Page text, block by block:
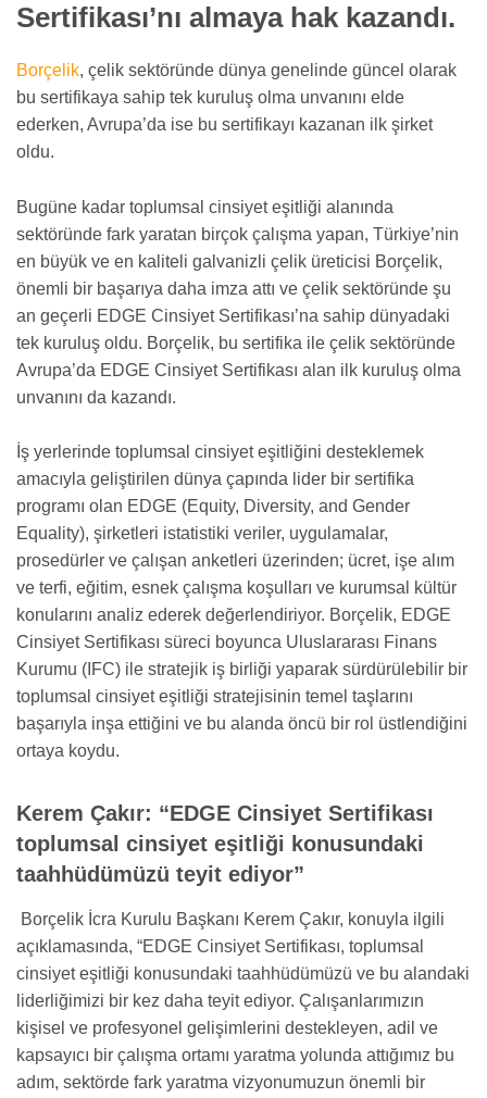
Sertifikası’nı almaya hak kazandı.
Borçelik, çelik sektöründe dünya genelinde güncel olarak
bu sertifikaya sahip tek kuruluş olma unvanını elde
ederken, Avrupa’da ise bu sertifikayı kazanan ilk şirket
oldu.
Bugüne kadar toplumsal cinsiyet eşitliği alanında
sektöründe fark yaratan birçok çalışma yapan, Türkiye’nin
en büyük ve en kaliteli galvanizli çelik üreticisi Borçelik,
önemli bir başarıya daha imza attı ve çelik sektöründe şu
an geçerli EDGE Cinsiyet Sertifikası’na sahip dünyadaki
tek kuruluş oldu. Borçelik, bu sertifika ile çelik sektöründe
Avrupa’da EDGE Cinsiyet Sertifikası alan ilk kuruluş olma
unvanını da kazandı.
İş yerlerinde toplumsal cinsiyet eşitliğini desteklemek
amacıyla geliştirilen dünya çapında lider bir sertifika
programı olan EDGE (Equity, Diversity, and Gender
Equality), şirketleri istatistiki veriler, uygulamalar,
prosedürler ve çalışan anketleri üzerinden; ücret, işe alım
ve terfi, eğitim, esnek çalışma koşulları ve kurumsal kültür
konularını analiz ederek değerlendiriyor. Borçelik, EDGE
Cinsiyet Sertifikası süreci boyunca Uluslararası Finans
Kurumu (IFC) ile stratejik iş birliği yaparak sürdürülebilir bir
toplumsal cinsiyet eşitliği stratejisinin temel taşlarını
başarıyla inşa ettiğini ve bu alanda öncü bir rol üstlendiğini
ortaya koydu.
Kerem Çakır: “EDGE Cinsiyet Sertifikası
toplumsal cinsiyet eşitliği konusundaki
taahhüdümüzü teyit ediyor”
Borçelik İcra Kurulu Başkanı Kerem Çakır, konuyla ilgili
açıklamasında, “EDGE Cinsiyet Sertifikası, toplumsal
cinsiyet eşitliği konusundaki taahhüdümüzü ve bu alandaki
liderliğimizi bir kez daha teyit ediyor. Çalışanlarımızın
kişisel ve profesyonel gelişimlerini destekleyen, adil ve
kapsayıcı bir çalışma ortamı yaratma yolunda attığımız bu
adım, sektörde fark yaratma vizyonumuzun önemli bir